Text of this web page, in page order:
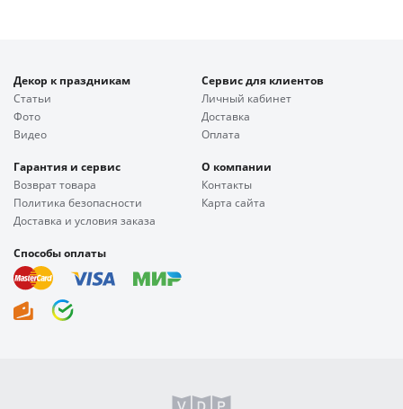
Декор к праздникам
Статьи
Фото
Видео
Сервис для клиентов
Личный кабинет
Доставка
Оплата
Гарантия и сервис
Возврат товара
Политика безопасности
Доставка и условия заказа
О компании
Контакты
Карта сайта
Способы оплаты